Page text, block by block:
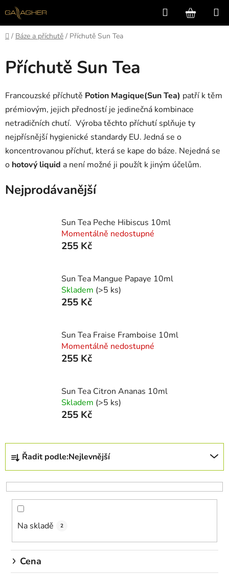
Přejít
na
obsah
Hledat
KOŠÍK
Domů
/ Báze a příchutě / Příchutě Sun Tea
Příchutě Sun Tea
Francouzské příchutě Potion Magique(Sun Tea) patří k těm
prémiovým, jejich předností je jedinečná kombinace
netradičních chutí. Výroba těchto příchutí splňuje ty
nejpřísnější hygienické standardy EU. Jedná se o
koncentrovanou příchuť, která se kape do báze. Nejedná se
o hotový liquid a není možné ji použít k jiným účelům.
Nejprodávanější
Sun Tea Peche Hibiscus 10ml
Momentálně nedostupné
255 Kč
Sun Tea Mangue Papaye 10ml
Skladem (>5 ks)
255 Kč
Sun Tea Fraise Framboise 10ml
Momentálně nedostupné
255 Kč
Sun Tea Citron Ananas 10ml
Skladem (>5 ks)
255 Kč
Ř
z
e
o
d
Řadit podle:Nejlevnější
Na skladě 2
Cena